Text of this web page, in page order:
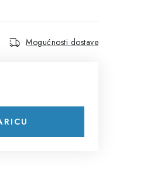
Mogućnosti dostave